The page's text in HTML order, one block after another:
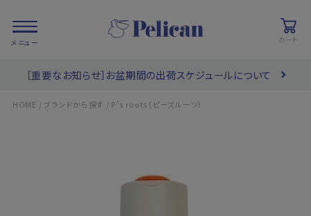
カート
［重要なお知らせ］お盆期間の出荷スケジュールについて
HOME / ブランドから探す / P's roots（ピーズルーツ）